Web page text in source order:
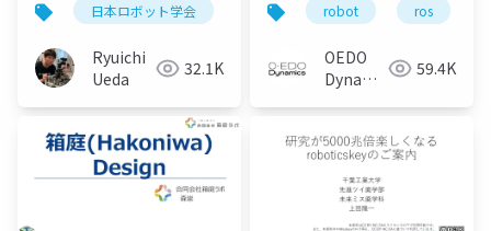
日本ロボット学会 ros ソフトウェア
Ryuichi
Ueda
32.1K
robot ros
OEDO
Dynamics
59.4K